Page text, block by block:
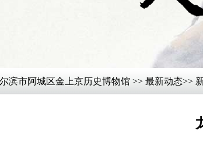
滨市阿城区金上京历史博物馆 >> 最新动态>>